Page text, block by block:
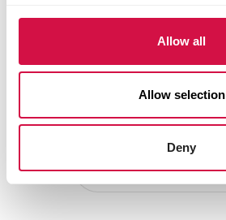
Allow all
Allow selection
Deny
sterke focus op
kwaliteit,
grondstof tot
voederbak.